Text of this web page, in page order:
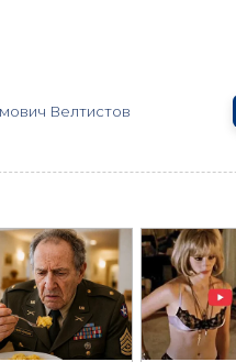
Велтистов